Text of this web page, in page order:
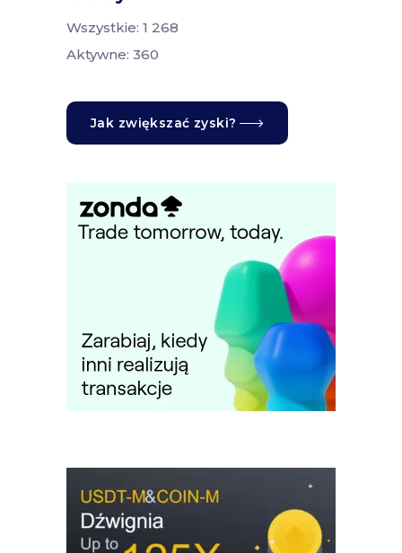
Wszystkie: 1 268
Aktywne: 360
Jak zwiększać zyski?